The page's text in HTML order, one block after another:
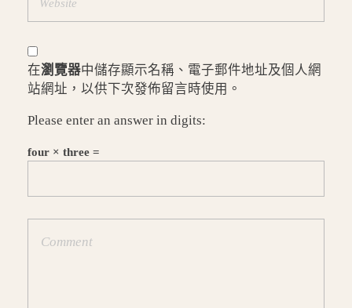
在瀏覽器中儲存顯示名稱、電子郵件地址及個人網
站網址，以供下次發佈留言時使用。
Please enter an answer in digits:
four × three =